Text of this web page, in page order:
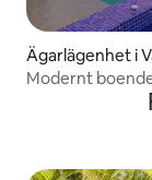
Ägarlägenhet i
Modernt